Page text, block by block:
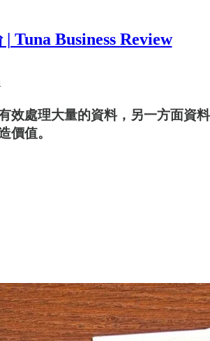
Tuna Business Review
處理大量的資料，另一方面資
價值。